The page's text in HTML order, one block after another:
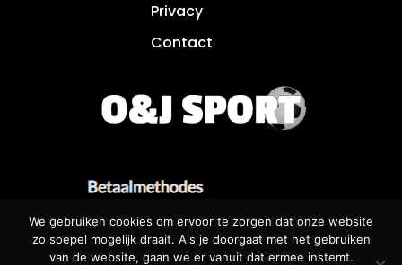
Privacy
Contact
We gebruiken cookies om ervoor te zorgen dat onze website
zo soepel mogelijk draait. Als je doorgaat met het gebruiken
van de website, gaan we er vanuit dat ermee instemt.